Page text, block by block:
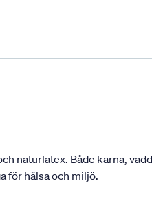
naturlatex. Både kärna,
för hälsa och miljö.